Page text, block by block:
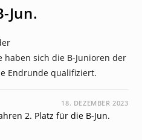
Jun.
sich die B-Junioren der
Endrunde qualifiziert.
18. DEZEMBER 2023